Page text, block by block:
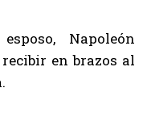
Napoleón
en brazos al